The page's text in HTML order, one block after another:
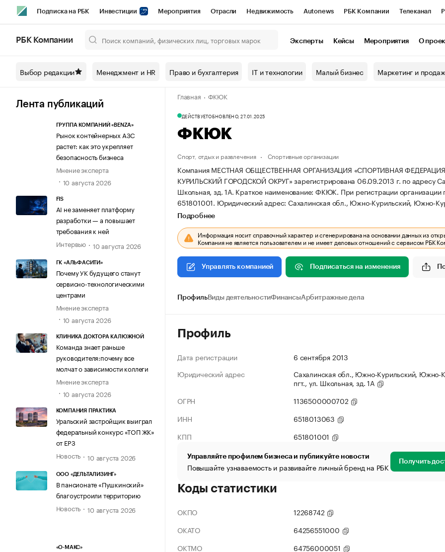
Подписка на РБК Инвестиции Мероприятия Отрасли Недвижимость Autonews РБК Компании Телеканал
Спецпроекты СПб Конференции СПб Спецпроекты Проверка контрагентов
Технологии и медиа Рынок наличной валюты
РБК Компании Эксперты Кейсы Мероприятия О
Выбор редакции Менеджмент и HR Право и бухгалтерия IT и технологии Малый бизнес Маркетинг и
Лента публикаций
ГРУППА КОМПАНИЙ «BENZA»
Рынок контейнерных АЗС
растет: как это укрепляет
безопасность бизнеса
Мнение эксперта
10 августа 2026
FIS
AI не заменяет платформу
разработки — а повышает
требования к ней
Интервью
10 августа 2026
ГК «АЛЬФАСИТИ»
Почему УК будущего станут
сервисно-технологическими
центрами
Мнение эксперта
10 августа 2026
КЛИНИКА ДОКТОРА КАЛЮЖНОЙ
Команда знает раньше
руководителя:почему все
молчат о зависимости коллеги
Мнение эксперта
10 августа 2026
КОМПАНИЯ ПРАКТИКА
Уральский застройщик выиграл
федеральный конкурс «ТОП ЖК»
от ЕРЗ
Новость
10 августа 2026
ООО «ДЕЛЬТАЛИЗИНГ»
В пансионате «Пушкинский»
благоустроили территорию
Новость
10 августа 2026
«О-МАКС»
Главная ФКЮК
ДЕЙСТВУЕТОБНОВЛЕНО, 27.01.2025
ФКЮК
Спорт, отдых и развлечения Спортивные организации
Компания МЕСТНАЯ ОБЩЕСТВЕННАЯ ОРГАНИЗАЦИЯ «СПОРТИВНАЯ
КУРИЛЬСКИЙ ГОРОДСКОЙ ОКРУГ» зарегистрирована 06.09.2013 г. по адресу
Школьная, зд. 1А. Краткое наименование: ФКЮК. При регистрации
651801001. Юридический адрес: Сахалинская обл., Южно-Курильский, Южно-
Подробнее
Информация носит справочный характер и сгенерирована на основании данных из
Компания не является пользователем и не имеет деловых отношений с сервисом РБК
Управлять компанией Подписаться на изменения
ПрофильВиды деятельностиФинансыАрбитражные дела
Профиль
Дата регистрации
6 сентября 2013
Юридический адрес
Сахалинская обл., Южно-Курильский, Южно-
пгт., ул. Школьная, зд. 1А
ОГРН
1136500000702
ИНН
6518013063
КПП
651801001
Управляйте профилем бизнеса и публикуйте новости
Повышайте узнаваемость и развивайте личный бренд на РБК Получить
Коды статистики
ОКПО
12268742
ОКАТО
64256551000
ОКТМО
64756000051